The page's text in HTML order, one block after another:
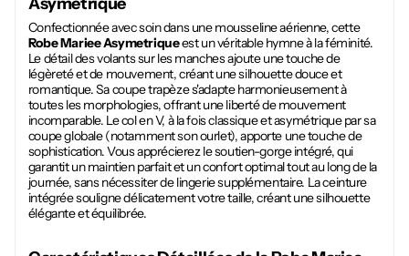
Confectionnée avec soin dans une mousseline aérienne, cette
Robe Mariee Asymetriqueest un véritable hymne à la féminité.
Le détail des volants sur les manches ajoute une touche de
légèreté et de mouvement, créant une silhouette douce et
romantique. Sa coupe trapèze s'adapte harmonieusement à
toutes les morphologies, offrant une liberté de mouvement
incomparable. Le col en V, à la fois classique et asymétrique par sa
coupe globale (notamment son ourlet), apporte une touche de
sophistication. Vous apprécierez le soutien-gorge intégré, qui
garantit un maintien parfait et un confort optimal tout au long de la
journée, sans nécessiter de lingerie supplémentaire. La ceinture
intégrée souligne délicatement votre taille, créant une silhouette
élégante et équilibrée.